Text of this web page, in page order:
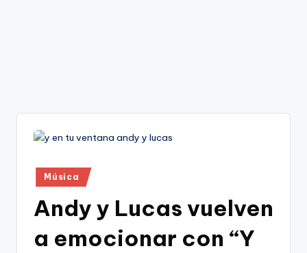
Publicado
en
Música
Andy y Lucas vuelven
a emocionar con “Y